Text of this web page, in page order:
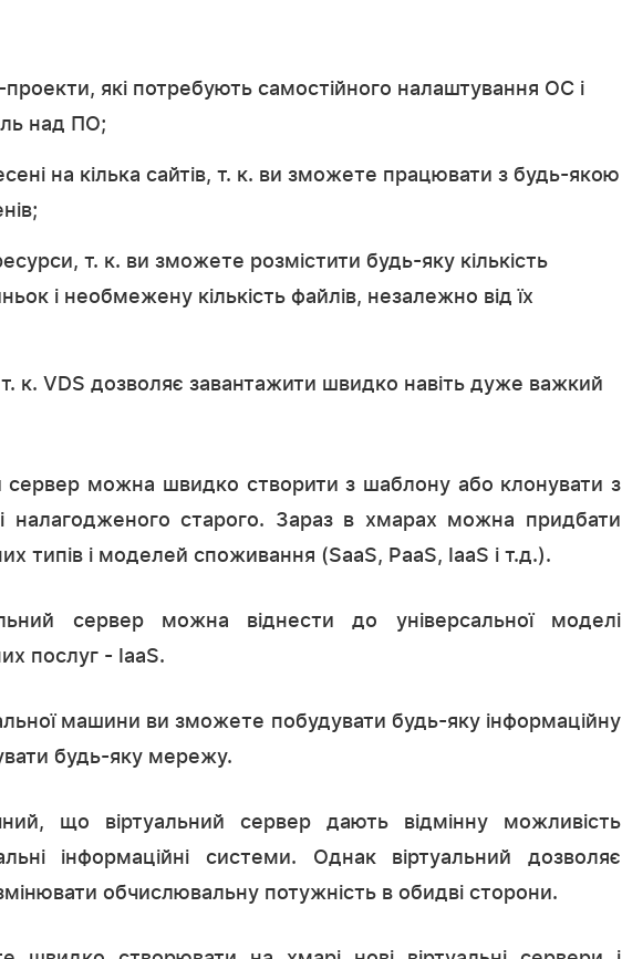
які потребують самостійного налаштування ОС і
над ПО;
на кілька сайтів, т. к. ви зможете працювати з будь-якою
т. к. ви зможете розмістити будь-яку кількість
і необмежену кількість файлів, незалежно від їх
к. VDS дозволяє завантажити швидко навіть дуже важкий
сервер можна швидко створити з шаблону або клонувати з
старого. Зараз в хмарах можна придбати
типів і моделей споживання (SaaS, PaaS, IaaS і т.д.).
сервер можна віднести до універсальної моделі
послуг - IaaS.
машини ви зможете побудувати будь-яку інформаційну
будь-яку мережу.
що віртуальний сервер дають відмінну можливість
інформаційні системи. Однак віртуальний дозволяє
обчислювальну потужність в обидві сторони.